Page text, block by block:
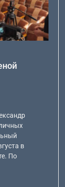
в
По